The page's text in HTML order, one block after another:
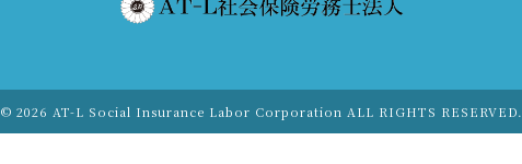
© 2026 AT-L Social Insurance Labor Corporation ALL RIGHTS RESERVED.